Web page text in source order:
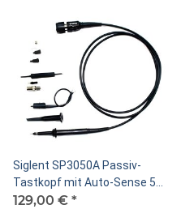
Siglent SP3050A Passiv-
Tastkopf mit Auto-Sense 500
MHz
129,00 € *